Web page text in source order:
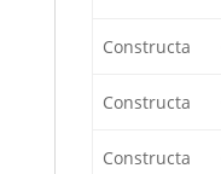
Constructa
Constructa
Constructa